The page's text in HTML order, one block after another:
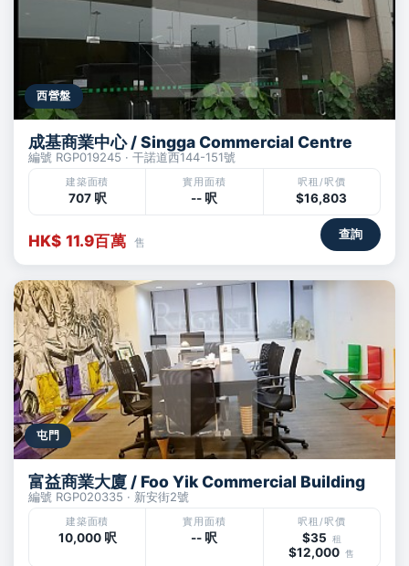
西營盤
成基商業中心 / Singga Commercial Centre
編號 RGP019245 · 干諾道西144-151號
建築面積
707 呎
實用面積
-- 呎
呎租/呎價
$16,803
HK$ 11.9百萬 售
查詢
屯門
富益商業大廈 / Foo Yik Commercial Building
編號 RGP020335 · 新安街2號
建築面積
10,000 呎
實用面積
-- 呎
呎租/呎價
$35 租
$12,000 售